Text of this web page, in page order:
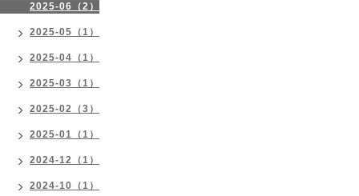
2025-06（2）
2025-05（1）
2025-04（1）
2025-03（1）
2025-02（3）
2025-01（1）
2024-12（1）
2024-10（1）